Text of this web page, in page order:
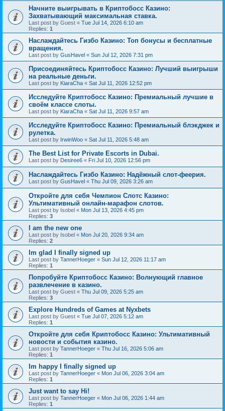
Начните выигрывать в Криптобосс Казино:
Захватывающий максимальная ставка.
Last post by Guest « Tue Jul 14, 2026 6:10 am
Replies: 1
Наслаждайтесь Гизбо Казино: Топ бонусы и бесплатные
вращения.
Last post by GusHavel « Sun Jul 12, 2026 7:31 pm
Присоединяйтесь Криптобосс Казино: Лучший выигрыши
на реальные деньги.
Last post by KiaraCha « Sat Jul 11, 2026 12:52 pm
Исследуйте Криптобосс Казино: Премиальный лучшие в
своём классе слоты.
Last post by KiaraCha « Sat Jul 11, 2026 9:57 am
Исследуйте Криптобосс Казино: Премиальный блэкджек и
рулетка.
Last post by IrwinWoo « Sat Jul 11, 2026 5:48 am
The Best List for Private Escorts in Dubai.
Last post by Desiree6 « Fri Jul 10, 2026 12:56 pm
Наслаждайтесь Гизбо Казино: Надёжный слот-феерия.
Last post by GusHavel « Thu Jul 09, 2026 3:26 am
Откройте для себя Чемпион Слотс Казино:
Ультимативный онлайн-марафон слотов.
Last post by Isobel « Mon Jul 13, 2026 4:45 pm
Replies: 3
I am the new one
Last post by Isobel « Mon Jul 20, 2026 9:34 am
Replies: 2
Im glad I finally signed up
Last post by TannerHoeger « Sun Jul 12, 2026 11:17 am
Replies: 1
Попробуйте Криптобосс Казино: Волнующий главное
развлечение в казино.
Last post by Guest « Thu Jul 09, 2026 5:25 am
Replies: 3
Explore Hundreds of Games at Nyxbets
Last post by Guest « Tue Jul 07, 2026 5:12 am
Replies: 1
Откройте для себя Криптобосс Казино: Ультимативный
новости и события казино.
Last post by TannerHoeger « Thu Jul 16, 2026 5:06 am
Replies: 1
Im happy I finally signed up
Last post by TannerHoeger « Mon Jul 06, 2026 3:04 am
Replies: 1
Just want to say Hi!
Last post by TannerHoeger « Mon Jul 06, 2026 1:44 am
Replies: 1